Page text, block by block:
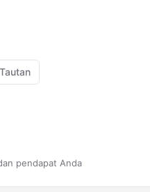
pendapat Anda